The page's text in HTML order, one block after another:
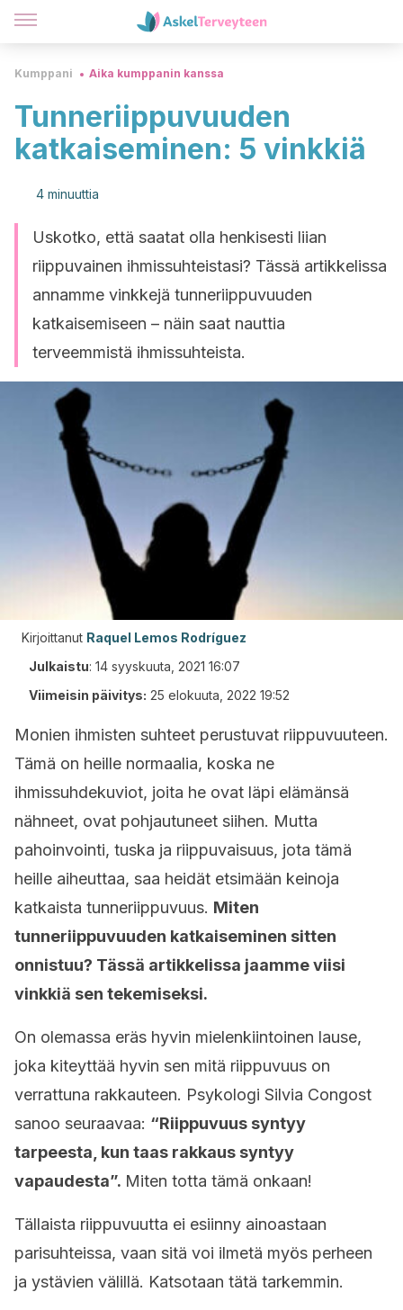
Kumppani Aika kumppanin kanssa
Tunneriippuvuuden
katkaiseminen: 5 vinkkiä
4 minuuttia
Uskotko, että saatat olla henkisesti liian
riippuvainen ihmissuhteistasi? Tässä artikkelissa
annamme vinkkejä tunneriippuvuuden
katkaisemiseen – näin saat nauttia
terveemmistä ihmissuhteista.
Kirjoittanut Raquel Lemos Rodríguez
Julkaistu: 14 syyskuuta, 2021 16:07
Viimeisin päivitys: 25 elokuuta, 2022 19:52
Monien ihmisten suhteet perustuvat riippuvuuteen.
Tämä on heille normaalia, koska ne
ihmissuhdekuviot, joita he ovat läpi elämänsä
nähneet, ovat pohjautuneet siihen. Mutta
pahoinvointi, tuska ja riippuvaisuus, jota tämä
heille aiheuttaa, saa heidät etsimään keinoja
katkaista tunneriippuvuus. Miten
tunneriippuvuuden katkaiseminen sitten
onnistuu? Tässä artikkelissa jaamme viisi
vinkkiä sen tekemiseksi.
On olemassa eräs hyvin mielenkiintoinen lause,
joka kiteyttää hyvin sen mitä riippuvuus on
verrattuna rakkauteen. Psykologi Silvia Congost
sanoo seuraavaa: “Riippuvuus syntyy
tarpeesta, kun taas rakkaus syntyy
vapaudesta”. Miten totta tämä onkaan!
Tällaista riippuvuutta ei esiinny ainoastaan
parisuhteissa, vaan sitä voi ilmetä myös perheen
ja ystävien välillä. Katsotaan tätä tarkemmin.